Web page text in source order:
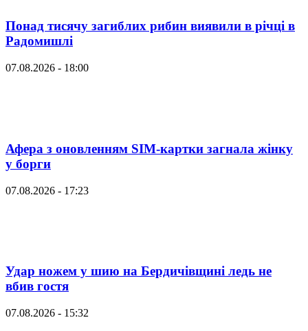
Понад тисячу загиблих рибин виявили в річці в
Радомишлі
07.08.2026 - 18:00
Афера з оновленням SIM-картки загнала жінку
у борги
07.08.2026 - 17:23
Удар ножем у шию на Бердичівщині ледь не
вбив гостя
07.08.2026 - 15:32